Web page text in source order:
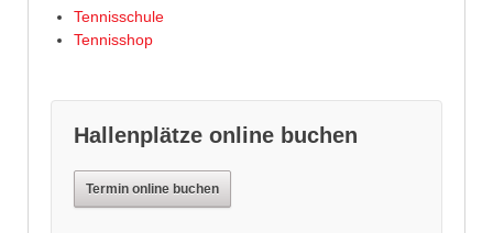
Tennisschule
Tennisshop
Hallenplätze online buchen
Termin online buchen